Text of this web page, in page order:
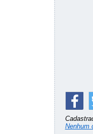
Nenhum